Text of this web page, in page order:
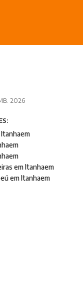
2026
Itanhaem
em Itanhaem
em Itanhaem